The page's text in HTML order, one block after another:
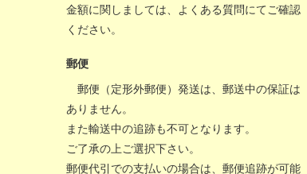
金額に関しましては、 よくある質問にてご確認
ください。
郵便
郵便（定形外郵便）発送は、郵送中の保証は
ありません。
また輸送中の追跡も不可となります。
ご了承の上ご選択下さい。
郵便代引での支払いの場合は、郵便追跡が可能